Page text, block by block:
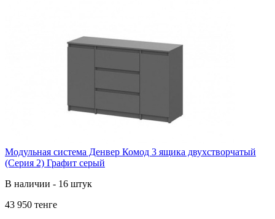
Модульная система Денвер Комод 3 ящика двухстворчатый
(Серия 2) Графит серый
В наличии - 16 штук
43 950 тенге